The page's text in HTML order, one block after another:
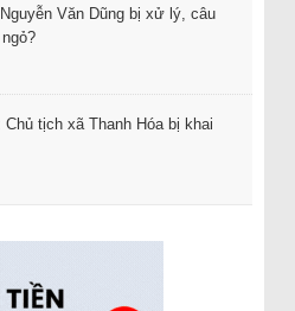
Văn Dũng bị xử lý, câu
Chủ tịch xã Thanh Hóa bị khai